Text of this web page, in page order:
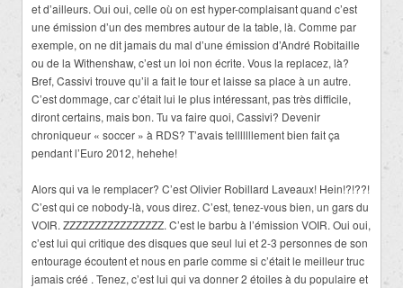
et d’ailleurs. Oui oui, celle où on est hyper-complaisant quand c’est
une émission d’un des membres autour de la table, là. Comme par
exemple, on ne dit jamais du mal d’une émission d’André Robitaille
ou de la Withenshaw, c’est un loi non écrite. Vous la replacez, là?
Bref, Cassivi trouve qu’il a fait le tour et laisse sa place à un autre.
C’est dommage, car c’était lui le plus intéressant, pas très difficile,
diront certains, mais bon. Tu va faire quoi, Cassivi? Devenir
chroniqueur « soccer » à RDS? T’avais telllllllement bien fait ça
pendant l’Euro 2012, hehehe!
Alors qui va le remplacer? C’est Olivier Robillard Laveaux! Hein!?!??!
C’est qui ce nobody-là, vous direz. C’est, tenez-vous bien, un gars du
VOIR. ZZZZZZZZZZZZZZZZ. C’est le barbu à l’émission VOIR. Oui oui,
c’est lui qui critique des disques que seul lui et 2-3 personnes de son
entourage écoutent et nous en parle comme si c’était le meilleur truc
jamais créé . Tenez, c’est lui qui va donner 2 étoiles à du populaire et